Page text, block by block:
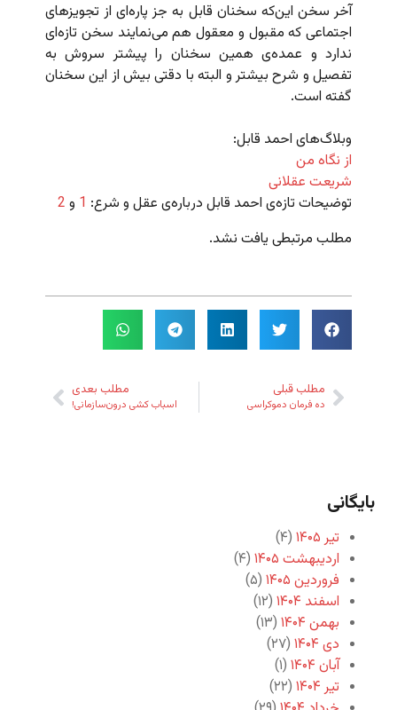
آخر سخن این‌که سخنان قابل به جز پاره‌ای از تجویزهای
اجتماعی که مقبول و معقول هم می‌نمایند سخن تازه‌ای
ندارد و عمده‌ی همین سخنان را پیشتر سروش به
تفصیل و شرح بیشتر و البته با دقتی بیش از این سخنان
گفته است.
وبلاگ‌های‌ احمد قابل:
از نگاه من
شریعت عقلانی
توضیحات تازه‌ی احمد قابل درباره‌ی عقل و شرع: 1 و 2
مطلب مرتبطی یافت نشد.
مطلب قبلی
ده فرمان دموکراسی
مطلب بعدی
اسباب کشی درون‌سازمانی!
بایگانی
تیر ۱۴۰۵
(۴)
اردیبهشت ۱۴۰۵
(۴)
فروردین ۱۴۰۵
(۵)
اسفند ۱۴۰۴
(۱۲)
بهمن ۱۴۰۴
(۱۳)
دی ۱۴۰۴
(۲۷)
آبان ۱۴۰۴
(۱)
تیر ۱۴۰۴
(۲۲)